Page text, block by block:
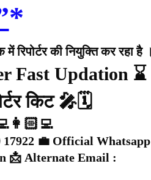
*
की नियुक्ति कर रहा है ।
Fast Updation ⌛
किट 🎤🗓️
17922 💼 Official
📩 Alternate Email :